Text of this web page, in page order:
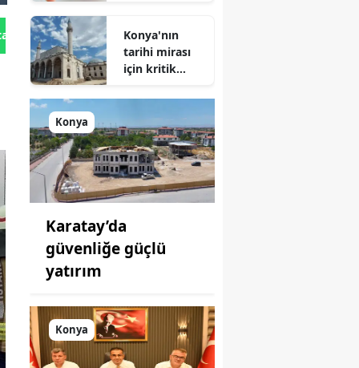
Gönder
Konya'nın
tarihi mirası
için kritik
durum
açıklandı
Konya
Karatay’da
güvenliğe güçlü
yatırım
Konya